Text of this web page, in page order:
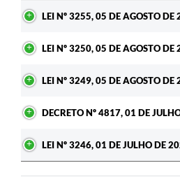
LEI Nº 3255, 05 DE AGOSTO DE
LEI Nº 3250, 05 DE AGOSTO DE
LEI Nº 3249, 05 DE AGOSTO DE
DECRETO Nº 4817, 01 DE
LEI Nº 3246, 01 DE JULHO DE